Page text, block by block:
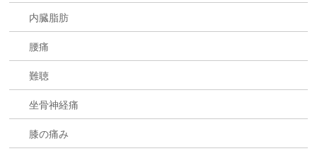
内臓脂肪
腰痛
難聴
坐骨神経痛
膝の痛み